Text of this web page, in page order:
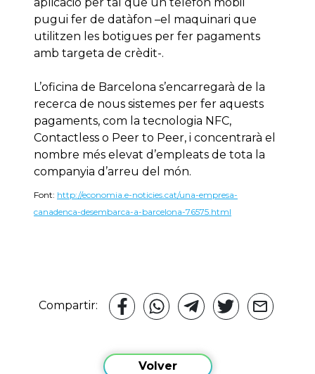
pugui fer de datàfon –el maquinari que
utilitzen les botigues per fer pagaments
amb targeta de crèdit-.
L’oficina de Barcelona s’encarregarà de la
recerca de nous sistemes per fer aquests
pagaments, com la tecnologia NFC,
Contactless o Peer to Peer, i concentrarà el
nombre més elevat d’empleats de tota la
companyia d’arreu del món.
Font: http://economia.e-noticies.cat/una-empresa-
canadenca-desembarca-a-barcelona-76575.html
Compartir:
Volver